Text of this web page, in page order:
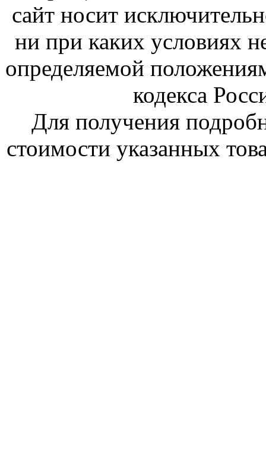
сайт носит
ни при каких условиях
определяемой
кодекса
Для получения
стоимости указанных